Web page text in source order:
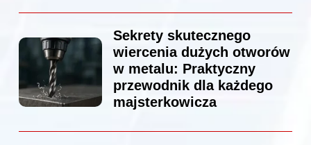
Sekrety skutecznego
wiercenia dużych otworów
w metalu: Praktyczny
przewodnik dla każdego
majsterkowicza